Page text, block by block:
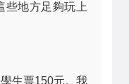
些地方足夠玩上
生票150元。我